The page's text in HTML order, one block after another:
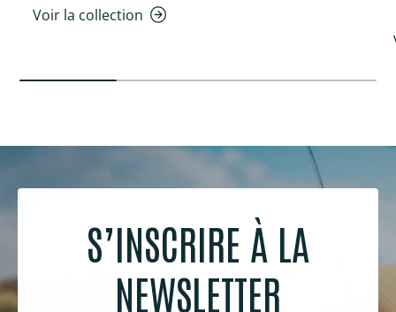
Voir la collection
S’INSCRIRE À LA
NEWSLETTER